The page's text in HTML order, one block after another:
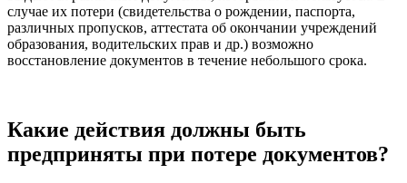
случае их потери (свидетельства о рождении, паспорта,
различных пропусков, аттестата об окончании учреждений
образования, водительских прав и др.) возможно
восстановление документов в течение небольшого срока.
Какие действия должны быть
предприняты при потере документов?